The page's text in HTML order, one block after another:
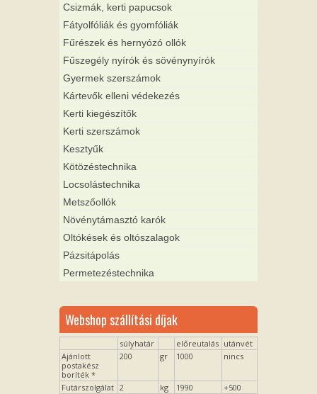
Csizmák, kerti papucsok
Fátyolfóliák és gyomfóliák
Fűrészek és hernyózó ollók
Fűszegély nyírók és sövénynyírók
Gyermek szerszámok
Kártevők elleni védekezés
Kerti kiegészítők
Kerti szerszámok
Kesztyűk
Kötözéstechnika
Locsolástechnika
Metszőollók
Növénytámasztó karók
Oltókések és oltószalagok
Pázsitápolás
Permetezéstechnika
Webshop szállítási díjak
súlyhatár előreutalás utánvét
Ajánlott
postakész
boríték *
200 gr 1000 nincs
Futárszolgálat 2 kg 1990
+500